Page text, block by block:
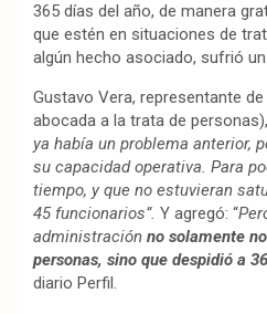
365 días del año, de manera
que estén en situaciones de
algún hecho asociado, sufrió
Gustavo Vera, representante
abocada a la trata de
ya había un problema anterior,
su capacidad operativa. Para
tiempo, y que no estuvieran
45 funcionarios”. Y agregó: “
administración no solamente
personas, sino que despidió a
diario Perfil.